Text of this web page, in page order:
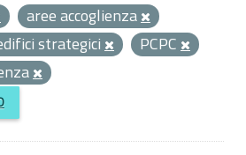
aree accoglienza
strategici
PCPC